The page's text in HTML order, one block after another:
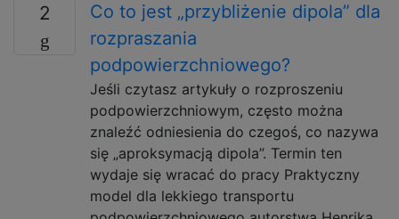
2
Co to jest „przybliżenie dipola” dla
rozpraszania
podpowierzchniowego?
Jeśli czytasz artykuły o rozproszeniu
podpowierzchniowym, często można
znaleźć odniesienia do czegoś, co nazywa
się „aproksymacją dipola”. Termin ten
wydaje się wracać do pracy Praktyczny
model dla lekkiego transportu